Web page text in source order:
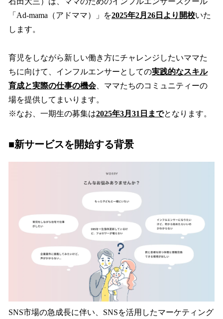
「Ad-mama（アドママ）」を2025年2月26日より開校いた
します。
育児をしながら新しい働き方にチャレンジしたいママた
ちに向けて、インフルエンサーとしての実践的なスキル
育成と実際の仕事の機会、ママたちのコミュニティーの
場を提供してまいります。
※なお、一期生の募集は2025年3月31日までとなります。
■新サービスを開始する背景
SNS市場の急成長に伴い、SNSを活用したマーケティング